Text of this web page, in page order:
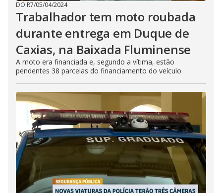
DO R7/05/04/2024
Trabalhador tem moto roubada
durante entrega em Duque de
Caxias, na Baixada Fluminense
A moto era financiada e, segundo a vítima, estão
pendentes 38 parcelas do financiamento do veículo